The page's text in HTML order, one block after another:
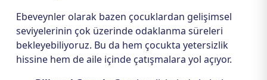
Ebeveynler olarak bazen çocuklardan gelişimsel
seviyelerinin çok üzerinde odaklanma süreleri
bekleyebiliyoruz. Bu da hem çocukta yetersizlik
hissine hem de aile içinde çatışmalara yol açıyor.